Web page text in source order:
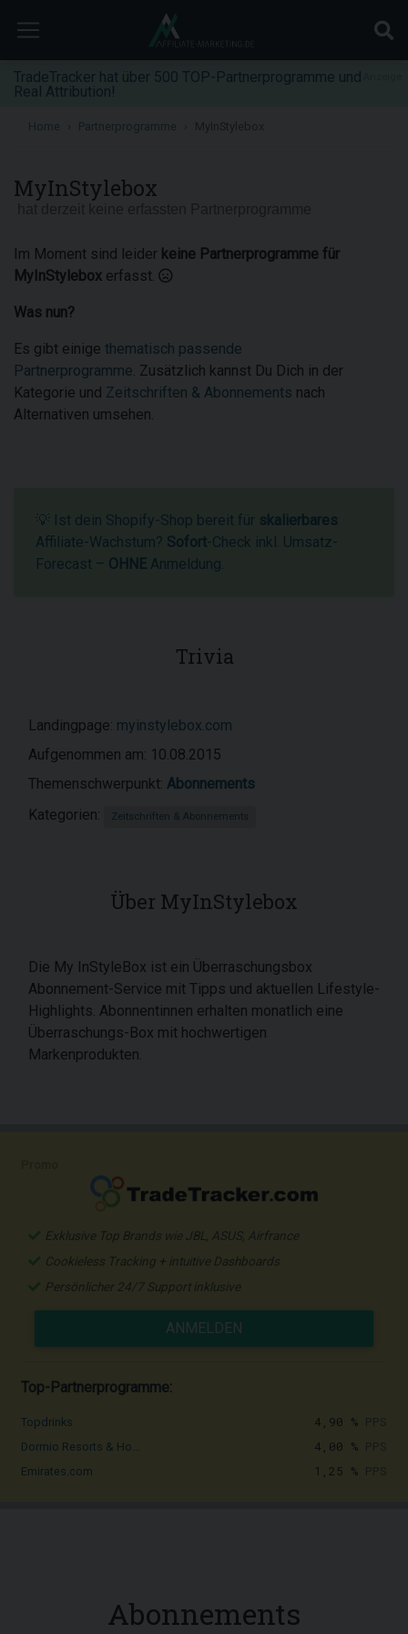
TradeTracker hat über 500 TOP-Partnerprogramme und
Real Attribution!
Home Partnerprogramme
MyInStylebox
Im Moment sind leider keine Partnerprogramme für
MyInStylebox erfasst.
Was nun?
Es gibt einige thematisch passende
Partnerprogramme. Zusätzlich kannst Du Dich in der
Kategorie und Zeitschriften & Abonnements nach
Alternativen umsehen.
💡 Ist dein Shopify-Shop bereit für skalierbares
Affiliate-Wachstum? Sofort-Check inkl. Umsatz-
Forecast – OHNE Anmeldung.
Trivia
Landingpage: myinstylebox.com
Aufgenommen am: 10.08.2015
Themenschwerpunkt: Abonnements
Kategorien:
Zeitschriften & Abonnements
Über MyInStylebox
Die My InStyleBox ist ein Überraschungsbox
Abonnement-Service mit Tipps und aktuellen Lifestyle-
Highlights. Abonnentinnen erhalten monatlich eine
Überraschungs-Box mit hochwertigen
Markenprodukten.
Exklusive Top Brands wie JBL, ASUS, Airfrance
Cookieless Tracking + intuitive Dashboards
Persönlicher 24/7 Support inklusive
ANMELDEN
Top-Partnerprogramme:
Topdrinks 4,90 %
Dormio Resorts & Ho... 4,00 %
Emirates.com 1,25 %
Abonnements